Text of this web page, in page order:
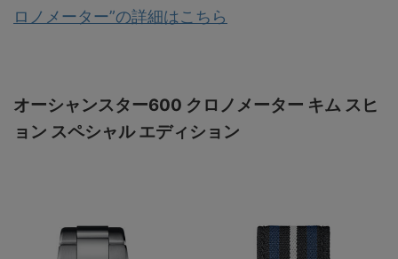
ロノメーター”の詳細はこちら
オーシャンスター600 クロノメーター キム スヒ
ョン スペシャル エディション